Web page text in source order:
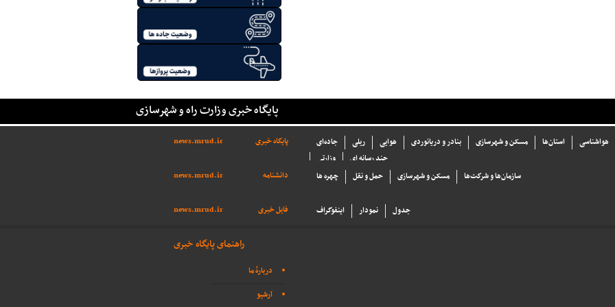
پایگاه خبری وزارت راه و شهرسازی
پایگاه خبری news.mrud.ir جاده‌ای ریلی هوایی بنادر و دریانوردی مسکن و شهرسازی استان‌ها
هواشناسی
وزارتی
چند رسانه ای
دانشنامه
news.mrud.ir چهره ها حمل و نقل مسکن و شهرسازی سازما‌ن‌ها و شركت‌ها
فایل خبری news.mrud.ir اینفوگراف نمودار جدول
راهنمای پایگاه خبری
دربارهٔ ما
آرشیو